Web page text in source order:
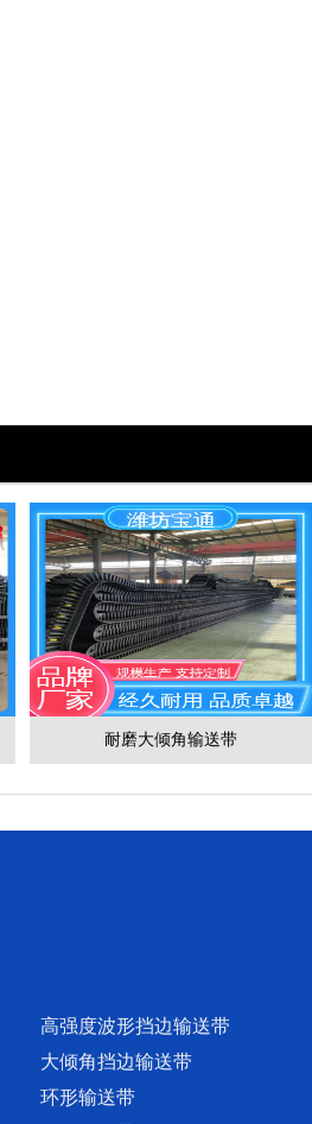
耐磨大倾角输送带
高强度波形挡边输送带
大倾角挡边输送带
环形输送带